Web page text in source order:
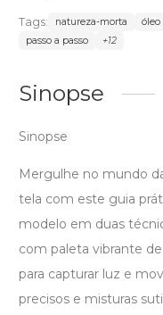
Tags: natureza-morta óleo
passo a passo
+12
Sinopse
Sinopse
Mergulhe no mundo
tela com este guia
modelo em duas
com paleta vibrante
para capturar luz e
precisos e misturas